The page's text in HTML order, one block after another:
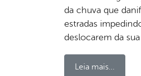
da chuva que
estradas
deslocarem da
Leia mais...